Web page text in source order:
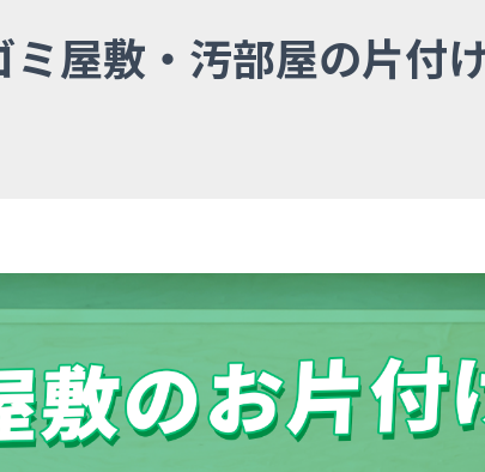
屋敷・汚部屋の片付